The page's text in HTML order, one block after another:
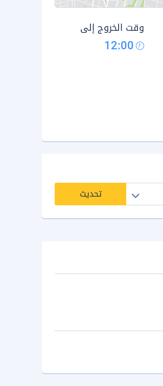
وقت الخروج إلى
12:00
تحديث